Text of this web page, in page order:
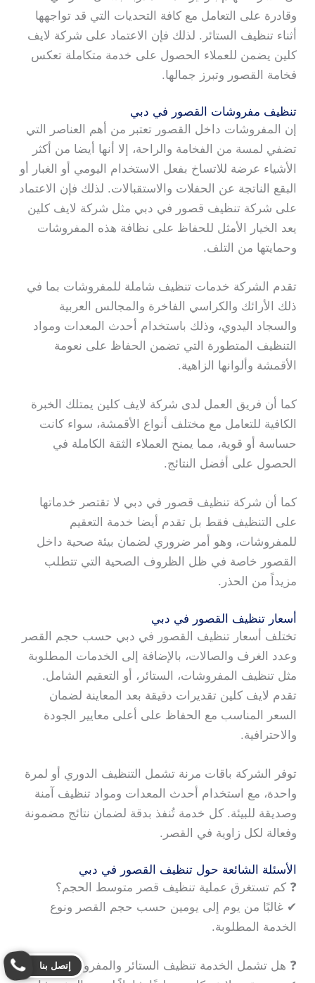
وقادرة على التعامل مع كافة التحديات التي قد تواجهها
أثناء تنظيف الستائر. لذلك فإن الاعتماد على شركة لايف
كلين يضمن للعملاء الحصول على خدمة متكاملة تعكس
فخامة القصور وتبرز جمالها.
تنظيف مفروشات القصور في دبي
إن المفروشات داخل القصور تعتبر من أهم العناصر التي
تضفي لمسة من الفخامة والراحة، إلا أنها أيضا من أكثر
الأشياء عرضة للاتساخ بفعل الاستخدام اليومي أو الغبار أو
البقع الناتجة عن الحفلات والاستقبالات. لذلك فإن الاعتماد
على شركة تنظيف قصور في دبي مثل شركة لايف كلين
يعد الخيار الأمثل للحفاظ على نظافة هذه المفروشات
وحمايتها من التلف.
تقدم الشركة خدمات تنظيف شاملة للمفروشات بما في
ذلك الأرائك والكراسي الفاخرة والمجالس العربية
والسجاد اليدوي، وذلك باستخدام أحدث المعدات ومواد
التنظيف المتطورة التي تضمن الحفاظ على نعومة
الأقمشة وألوانها الزاهية.
كما أن فريق العمل لدى شركة لايف كلين يمتلك الخبرة
الكافية للتعامل مع مختلف أنواع الأقمشة، سواء كانت
حساسة أو قوية، مما يمنح العملاء الثقة الكاملة في
الحصول على أفضل النتائج.
كما أن شركة تنظيف قصور في دبي لا تقتصر خدماتها
على التنظيف فقط بل تقدم أيضا خدمة التعقيم
للمفروشات، وهو أمر ضروري لضمان بيئة صحية داخل
القصور خاصة في ظل الظروف الصحية التي تتطلب
مزيداً من الحذر.
أسعار تنظيف القصور في دبي
تختلف أسعار تنظيف القصور في دبي حسب حجم القصر
وعدد الغرف والصالات، بالإضافة إلى الخدمات المطلوبة
مثل تنظيف المفروشات، الستائر، أو التعقيم الشامل.
تقدم لايف كلين تقديرات دقيقة بعد المعاينة لضمان
السعر المناسب مع الحفاظ على أعلى معايير الجودة
والاحترافية.
توفر الشركة باقات مرنة تشمل التنظيف الدوري أو لمرة
واحدة، مع استخدام أحدث المعدات ومواد تنظيف آمنة
وصديقة للبيئة. كل خدمة تُنفذ بدقة لضمان نتائج مضمونة
وفعالة لكل زاوية في القصر.
الأسئلة الشائعة حول تنظيف القصور في دبي
❓ كم تستغرق عملية تنظيف قصر متوسط الحجم؟
✔ غالبًا من يوم إلى يومين حسب حجم القصر ونوع
الخدمة المطلوبة.
❓ هل تشمل الخدمة تنظيف الستائر والمفروشات؟
إتصل بنا